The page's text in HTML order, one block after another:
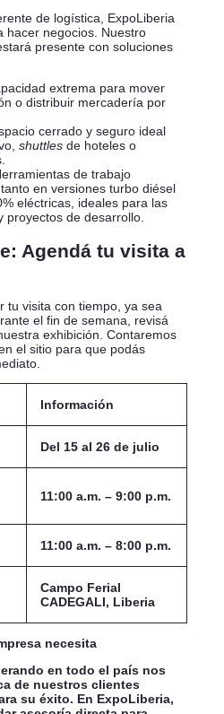
de logística, ExpoLiberia
hacer negocios. Nuestro
presente con soluciones
extrema para mover
o distribuir mercadería por
cerrado y seguro ideal
shuttlesde hoteles o
de trabajo
en versiones turbo diésel
eléctricas, ideales para las
proyectos de desarrollo.
Agendá tu visita a
tu visita con tiempo, ya sea
el fin de semana, revisá
exhibición. Contaremos
el sitio para que podás
Información
Del 15 al 26 de julio
11:00 a.m. – 9:00 p.m.
11:00 a.m. – 8:00 p.m.
Campo Ferial
CADEGALI, Liberia
necesita
en todo el país nos
de nuestros clientes
su éxito. En ExpoLiberia,